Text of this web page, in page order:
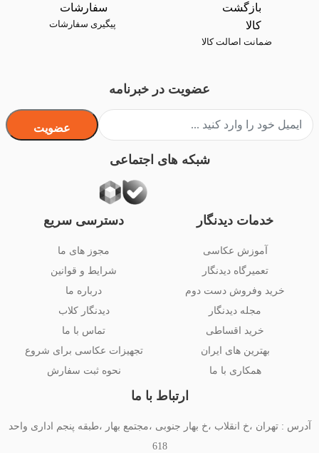
ضمانت اصالت کالا
پیگیری سفارشات
خدمات دیدنگار
آموزش عکاسی
تعمیرگاه دیدنگار
خرید وفروش دست دوم
مجله دیدنگار
خرید اقساطی
بهترین های ایران
همکاری با ما
دسترسی سریع
مجوز های ما
شرایط و قوانین
درباره ما
دیدنگار کلاب
تماس با ما
تجهیزات عکاسی برای شروع
نحوه ثبت سفارش
ارتباط با ما
آدرس : تهران ،خ انقلاب ،خ بهار جنوبی ،مجتمع بهار ،طبقه پنجم اداری واحد
618
عضویت در خبرنامه
عضویت
شبکه های اجتماعی